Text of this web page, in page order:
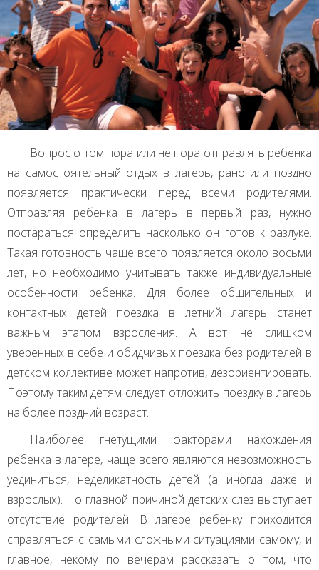
Вопрос о том пора или не пора отправлять ребенка
на самостоятельный отдых в лагерь, рано или поздно
появляется практически перед всеми родителями.
Отправляя ребенка в лагерь в первый раз, нужно
постараться определить насколько он готов к разлуке.
Такая готовность чаще всего появляется около восьми
лет, но необходимо учитывать также индивидуальные
особенности ребенка. Для более общительных и
контактных детей поездка в летний лагерь станет
важным этапом взросления. А вот не слишком
уверенных в себе и обидчивых поездка без родителей в
детском коллективе может напротив, дезориентировать.
Поэтому таким детям следует отложить поездку в лагерь
на более поздний возраст.
Наиболее гнетущими факторами нахождения
ребенка в лагере, чаще всего являются невозможность
уединиться, неделикатность детей (а иногда даже и
взрослых). Но главной причиной детских слез выступает
отсутствие родителей. В лагере ребенку приходится
справляться с самыми сложными ситуациями самому, и
главное, некому по вечерам рассказать о том, что